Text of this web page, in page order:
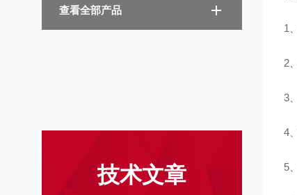
查看全部产品
技术文章
1
2
3
4
5